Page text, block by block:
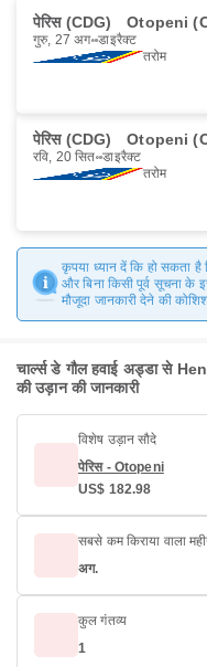
पेरिस (CDG) Otopeni
गुरु, 27 अग॰ डाइरैक्ट
तरोम
पेरिस (CDG) Otopeni
रवि, 20 सित॰ डाइरैक्ट
तरोम
कृपया ध्यान दें कि हो सकता
और बिना किसी पूर्व सूचना
मौजूदा जानकारी देने की
चार्ल्स डे गौल हवाई अड्डा से
की उड़ान की जानकारी
विशेष उड़ान सौदे
पेरिस - Otopeni
US$ 182.98
सबसे कम किराया वाला
अग.
कुल गंतव्य
1